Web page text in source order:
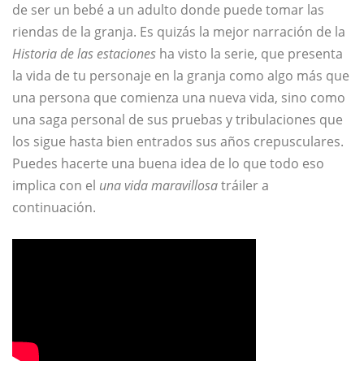
de ser un bebé a un adulto donde puede tomar las
riendas de la granja. Es quizás la mejor narración de la
Historia de las estaciones ha visto la serie, que presenta
la vida de tu personaje en la granja como algo más que
una persona que comienza una nueva vida, sino como
una saga personal de sus pruebas y tribulaciones que
los sigue hasta bien entrados sus años crepusculares.
Puedes hacerte una buena idea de lo que todo eso
implica con el una vida maravillosatráiler a
continuación.